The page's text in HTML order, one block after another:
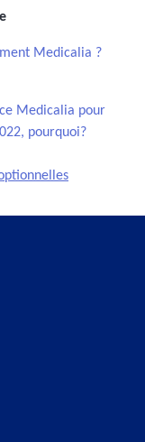
Medicalia ?
Medicalia pour
pourquoi?